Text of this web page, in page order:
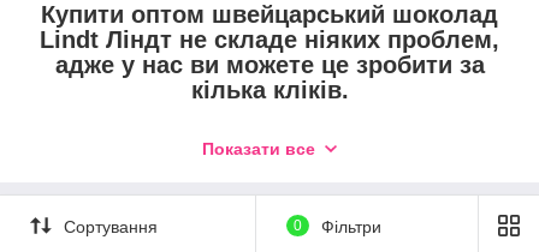
Купити оптом швейцарський шоколад
Lindt Ліндт не складе ніяких проблем,
адже у нас ви можете це зробити за
кілька кліків.
наповнювачами - у нашому інтернет-магазині запропонована
старанно виконують свою роботу і створюють вишукані
солодощі з ніжним смаком. Багато споживачі вже встигли по
Показати все
Сортування 0 Фільтри